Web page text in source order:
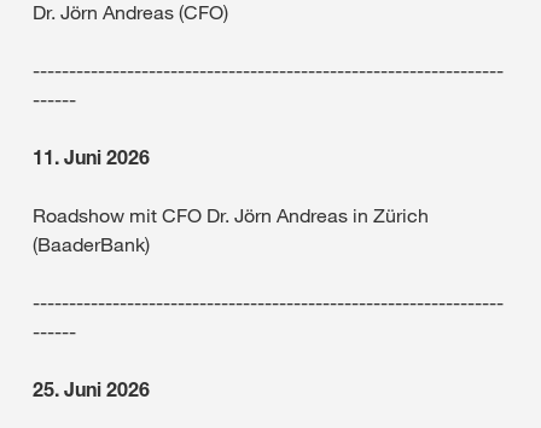
Dr. Jörn Andreas (CFO)
-----------------------------------------------------------------
------
11. Juni 2026
Roadshow mit CFO Dr. Jörn Andreas in Zürich
(BaaderBank)
-----------------------------------------------------------------
------
25. Juni 2026